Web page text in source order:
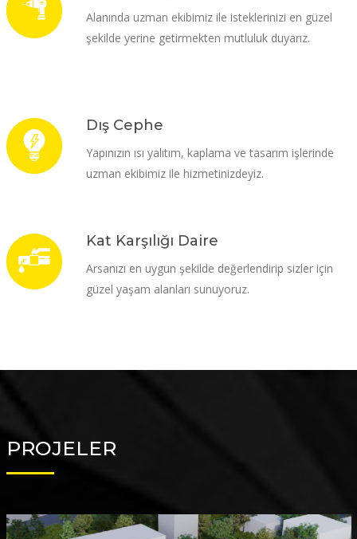
Alanında uzman ekibimiz ile isteklerinizi en güzel
şekilde yerine getirmekten mutluluk duyarız.
Dış Cephe
Yapınızın ısı yalıtım, kaplama ve tasarım işlerinde
uzman ekibimiz ile hizmetinizdeyiz.
Kat Karşılığı Daire
Arsanızı en uygun şekilde değerlendirip sizler için
güzel yaşam alanları sunuyoruz.
PROJELER